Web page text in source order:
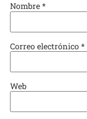
Nombre*
Correo electrónico*
Web